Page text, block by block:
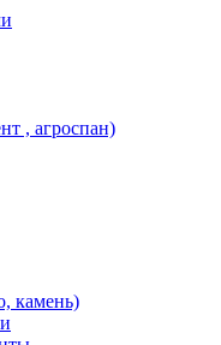
, агроспан)
камень)